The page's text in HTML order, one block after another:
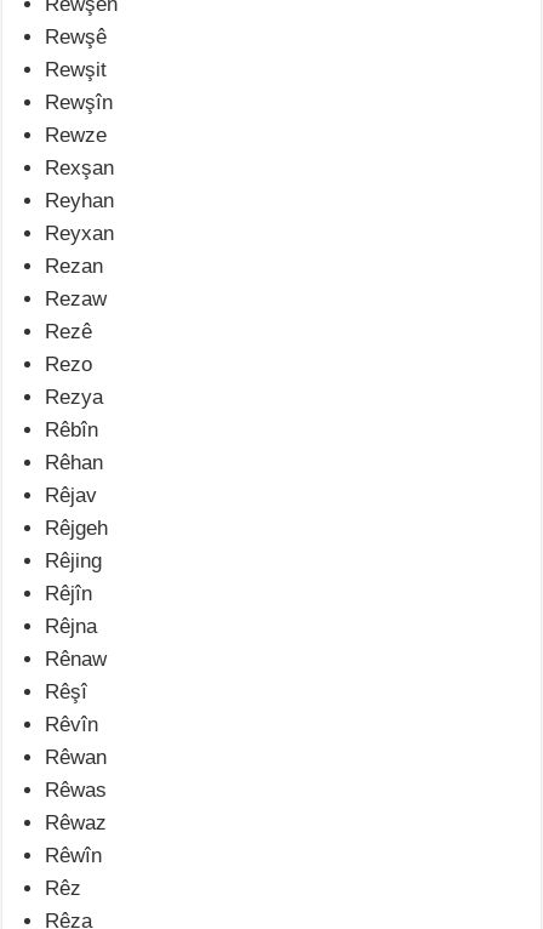
Rewşê
Rewşit
Rewşîn
Rewze
Rexşan
Reyhan
Reyxan
Rezan
Rezaw
Rezê
Rezo
Rezya
Rêbîn
Rêhan
Rêjav
Rêjgeh
Rêjing
Rêjîn
Rêjna
Rênaw
Rêşî
Rêvîn
Rêwan
Rêwas
Rêwaz
Rêwîn
Rêz
Rêza